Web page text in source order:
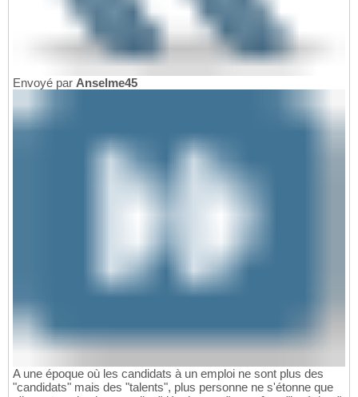
Envoyé par Anselme45
A une époque où les candidats à un emploi ne sont plus des
"candidats" mais des "talents", plus personne ne s'étonne que